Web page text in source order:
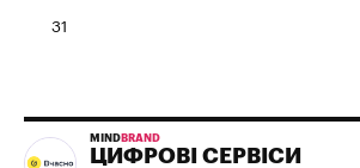
31
MIND BRAND
ЦИФРОВІ СЕРВІСИ